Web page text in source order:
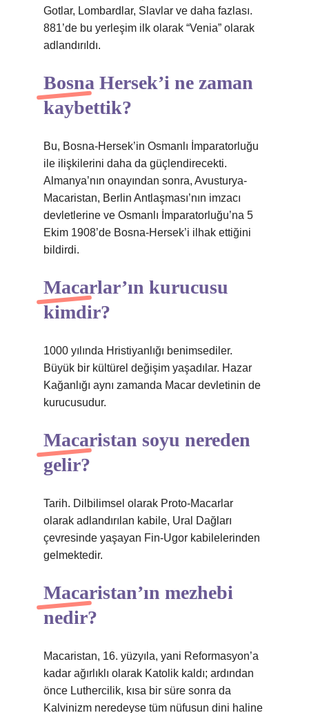
Gotlar, Lombardlar, Slavlar ve daha fazlası.
881’de bu yerleşim ilk olarak “Venia” olarak
adlandırıldı.
Bosna Hersek’i ne zaman
kaybettik?
Bu, Bosna-Hersek’in Osmanlı İmparatorluğu
ile ilişkilerini daha da güçlendirecekti.
Almanya’nın onayından sonra, Avusturya-
Macaristan, Berlin Antlaşması’nın imzacı
devletlerine ve Osmanlı İmparatorluğu’na 5
Ekim 1908’de Bosna-Hersek’i ilhak ettiğini
bildirdi.
Macarlar’ın kurucusu
kimdir?
1000 yılında Hristiyanlığı benimsediler.
Büyük bir kültürel değişim yaşadılar. Hazar
Kağanlığı aynı zamanda Macar devletinin de
kurucusudur.
Macaristan soyu nereden
gelir?
Tarih. Dilbilimsel olarak Proto-Macarlar
olarak adlandırılan kabile, Ural Dağları
çevresinde yaşayan Fin-Ugor kabilelerinden
gelmektedir.
Macaristan’ın mezhebi
nedir?
Macaristan, 16. yüzyıla, yani Reformasyon’a
kadar ağırlıklı olarak Katolik kaldı; ardından
önce Luthercilik, kısa bir süre sonra da
Kalvinizm neredeyse tüm nüfusun dini haline